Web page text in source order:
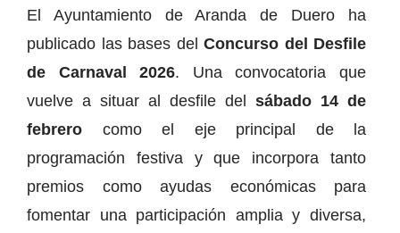
El Ayuntamiento de Aranda de Duero ha
publicado las bases del Concurso del Desfile
de Carnaval 2026. Una convocatoria que
vuelve a situar al desfile del sábado 14 de
febrero como el eje principal de la
programación festiva y que incorpora tanto
premios como ayudas económicas para
fomentar una participación amplia y diversa,